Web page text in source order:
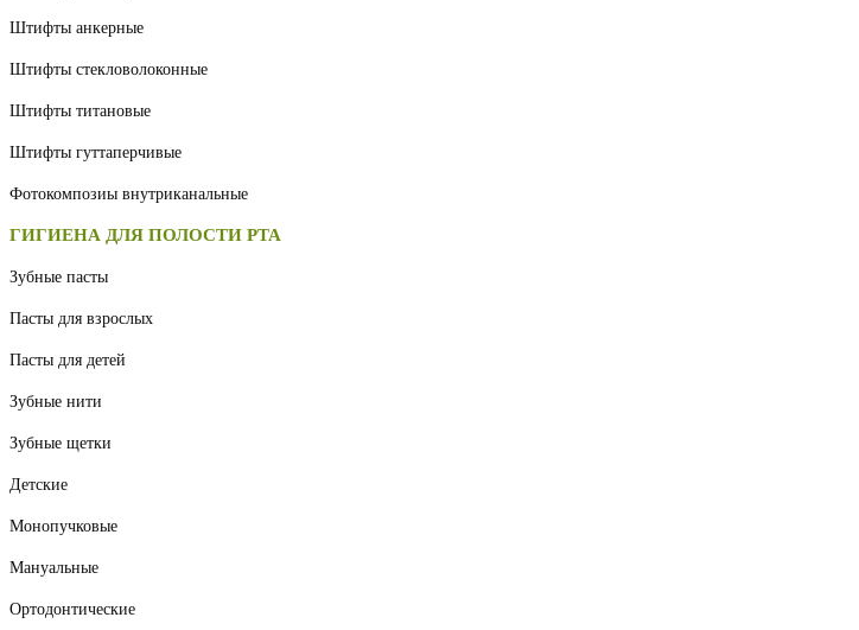
Штифты анкерные
Штифты стекловолоконные
Штифты титановые
Штифты гуттаперчивые
Фотокомпозиы внутриканальные
ГИГИЕНА ДЛЯ ПОЛОСТИ РТА
Зубные пасты
Пасты для взрослых
Пасты для детей
Зубные нити
Зубные щетки
Детские
Монопучковые
Мануальные
Ортодонтические